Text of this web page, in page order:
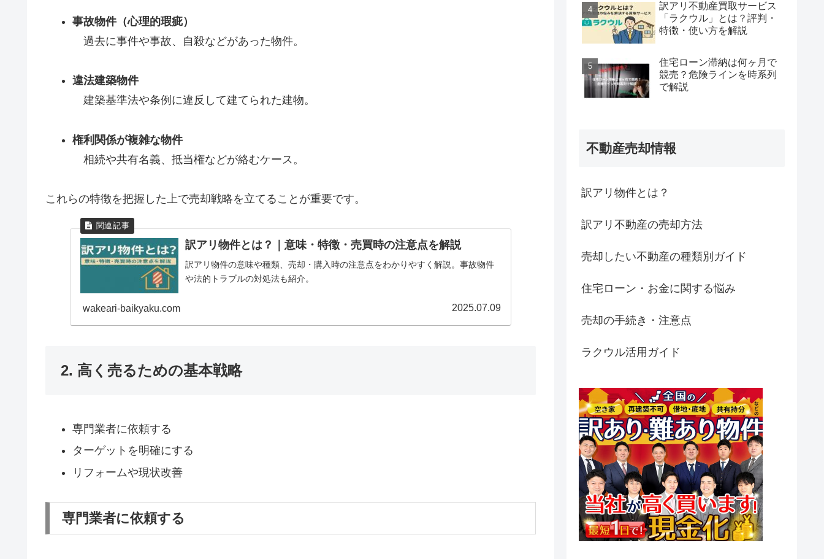
事故物件（心理的瑕疵）
過去に事件や事故、自殺などがあった物件。
違法建築物件
建築基準法や条例に違反して建てられた建物。
権利関係が複雑な物件
相続や共有名義、抵当権などが絡むケース。
これらの特徴を把握した上で売却戦略を立てることが重要です。
訳アリ物件とは？｜意味・特徴・売買時の注意点を解説
訳アリ物件の意味や種類、売却・購入時の注意点をわかりやすく解説。事故物件
や法的トラブルの対処法も紹介。
wakeari-baikyaku.com 2025.07.09
2. 高く売るための基本戦略
専門業者に依頼する
ターゲットを明確にする
リフォームや現状改善
専門業者に依頼する
訳アリ不動産買取サービス
「ラクウル」とは？評判・
特徴・使い方を解説
住宅ローン滞納は何ヶ月で
競売？危険ラインを時系列
で解説
不動産売却情報
訳アリ物件とは？
訳アリ不動産の売却方法
売却したい不動産の種類別ガイド
住宅ローン・お金に関する悩み
売却の手続き・注意点
ラクウル活用ガイド